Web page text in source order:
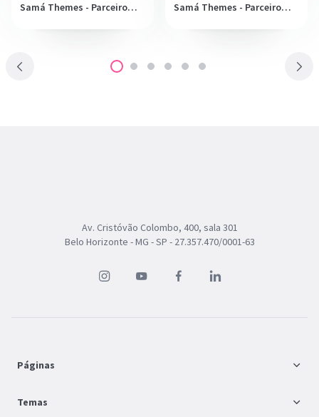
Samá Themes - Parceiro
Samá Themes - Parceiro
Av. Cristóvão Colombo, 400, sala 301
Belo Horizonte - MG - SP - 27.357.470/0001-63
Páginas
FAQ
Temas